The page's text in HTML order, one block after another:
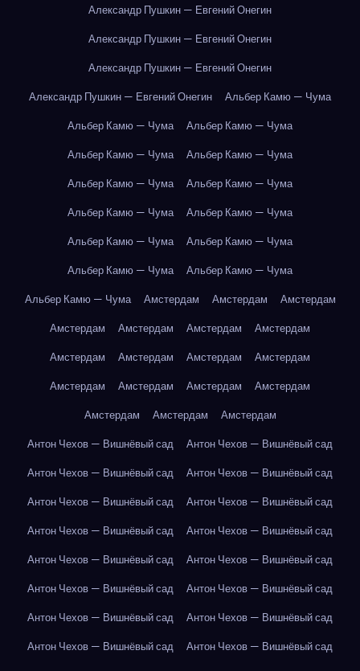
Александр Пушкин — Евгений Онегин
Александр Пушкин — Евгений Онегин
Александр Пушкин — Евгений Онегин
Александр Пушкин — Евгений Онегин
Альбер Камю — Чума
Альбер Камю — Чума
Альбер Камю — Чума
Альбер Камю — Чума
Альбер Камю — Чума
Альбер Камю — Чума
Альбер Камю — Чума
Альбер Камю — Чума
Альбер Камю — Чума
Альбер Камю — Чума
Альбер Камю — Чума
Альбер Камю — Чума
Альбер Камю — Чума
Альбер Камю — Чума
Амстердам Амстердам
Амстердам
Амстердам
Амстердам Амстердам
Амстердам
Амстердам
Амстердам Амстердам
Амстердам
Амстердам
Амстердам Амстердам
Амстердам
Амстердам
Амстердам
Амстердам
Антон Чехов — Вишнёвый сад
Антон Чехов — Вишнёвый сад
Антон Чехов — Вишнёвый сад
Антон Чехов — Вишнёвый сад
Антон Чехов — Вишнёвый сад
Антон Чехов — Вишнёвый сад
Антон Чехов — Вишнёвый сад
Антон Чехов — Вишнёвый сад
Антон Чехов — Вишнёвый сад
Антон Чехов — Вишнёвый сад
Антон Чехов — Вишнёвый сад
Антон Чехов — Вишнёвый сад
Антон Чехов — Вишнёвый сад
Антон Чехов — Вишнёвый сад
Антон Чехов — Вишнёвый сад
Антон Чехов — Вишнёвый сад